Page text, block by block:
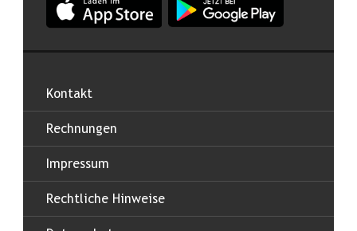
Kontakt
Rechnungen
Impressum
Rechtliche Hinweise